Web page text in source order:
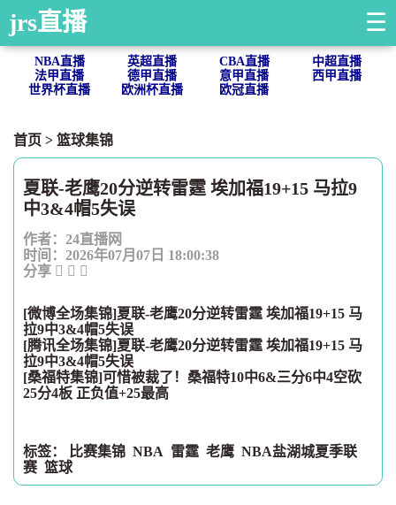
jrs直播 ☰
NBA直播 英超直播 CBA直播
中超直播
法甲直播
德甲直播 意甲直播
西甲直播
世界杯直播
欧洲杯直播 欧冠直播
首页 > 篮球集锦
夏联-老鹰20分逆转雷霆 埃加福19+15 马拉9
中3&4帽5失误
作者：24直播网
时间：2026年07月07日 18:00:38
分享
[微博全场集锦]夏联-老鹰20分逆转雷霆 埃加福19+15 马
拉9中3&4帽5失误
[腾讯全场集锦]夏联-老鹰20分逆转雷霆 埃加福19+15 马
拉9中3&4帽5失误
[桑福特集锦]可惜被裁了！桑福特10中6&三分6中4空砍
25分4板 正负值+25最高
标签： 比赛集锦 NBA 雷霆 老鹰 NBA盐湖城夏季联
赛 篮球